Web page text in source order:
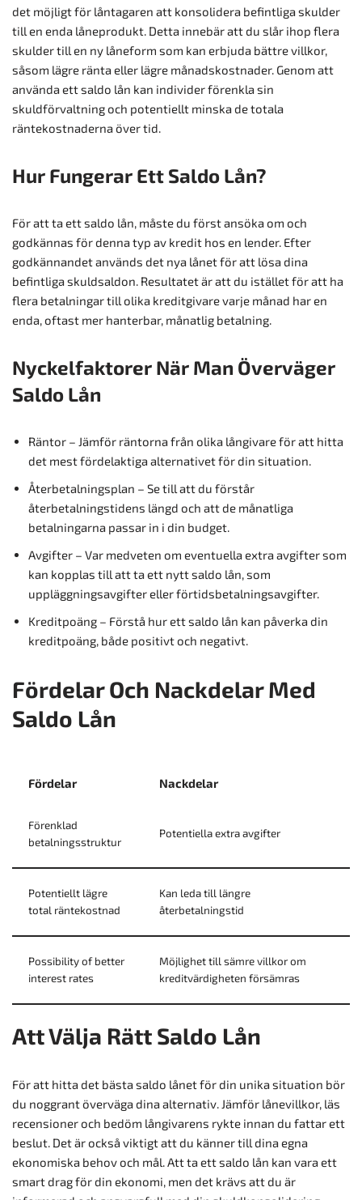
det möjligt för låntagaren att konsolidera befintliga skulder
till en enda låneprodukt. Detta innebär att du slår ihop flera
skulder till en ny låneform som kan erbjuda bättre villkor,
såsom lägre ränta eller lägre månadskostnader. Genom att
använda ett saldo lån kan individer förenkla sin
skuldförvaltning och potentiellt minska de totala
räntekostnaderna över tid.
Hur Fungerar Ett Saldo Lån?
För att ta ett saldo lån, måste du först ansöka om och
godkännas för denna typ av kredit hos en lender. Efter
godkännandet används det nya lånet för att lösa dina
befintliga skuldsaldon. Resultatet är att du istället för att ha
flera betalningar till olika kreditgivare varje månad har en
enda, oftast mer hanterbar, månatlig betalning.
Nyckelfaktorer När Man Överväger
Saldo Lån
Räntor – Jämför räntorna från olika långivare för att hitta
det mest fördelaktiga alternativet för din situation.
Återbetalningsplan – Se till att du förstår
återbetalningstidens längd och att de månatliga
betalningarna passar in i din budget.
Avgifter – Var medveten om eventuella extra avgifter som
kan kopplas till att ta ett nytt saldo lån, som
uppläggningsavgifter eller förtidsbetalningsavgifter.
Kreditpoäng – Förstå hur ett saldo lån kan påverka din
kreditpoäng, både positivt och negativt.
Fördelar Och Nackdelar Med
Saldo Lån
Fördelar Nackdelar
Förenklad
betalningsstruktur
Potentiella extra avgifter
Potentiellt lägre
total räntekostnad
Kan leda till längre
återbetalningstid
Possibility of better
interest rates
Möjlighet till sämre villkor om
kreditvärdigheten försämras
Att Välja Rätt Saldo Lån
För att hitta det bästa saldo lånet för din unika situation bör
du noggrant överväga dina alternativ. Jämför lånevillkor, läs
recensioner och bedöm långivarens rykte innan du fattar ett
beslut. Det är också viktigt att du känner till dina egna
ekonomiska behov och mål. Att ta ett saldo lån kan vara ett
smart drag för din ekonomi, men det krävs att du är